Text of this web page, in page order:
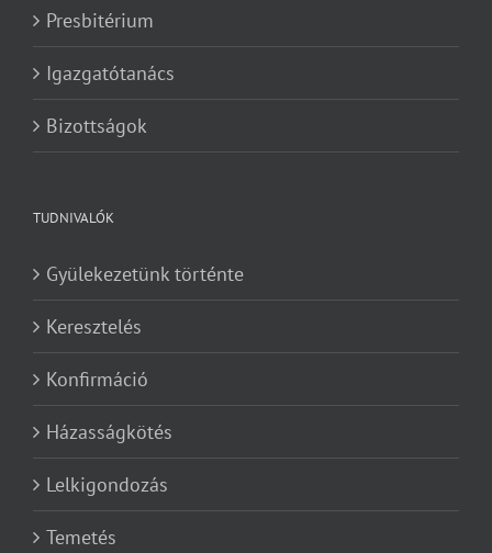
Presbitérium
Igazgatótanács
Bizottságok
TUDNIVALÓK
Gyülekezetünk történte
Keresztelés
Konfirmáció
Házasságkötés
Lelkigondozás
Temetés